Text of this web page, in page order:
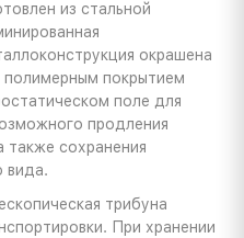
из стальной
окрашена
покрытием
поле для
продления
также сохранения
вида.
трибуна
При хранении